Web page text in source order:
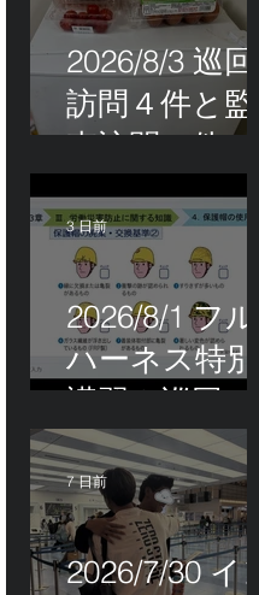
2026/8/3 巡回
訪問４件と監
査訪問１件
2026/8/1 フル
ハーネス特別
講習＆巡回指
導！
3 日前
2026/7/30 イン
7 日前